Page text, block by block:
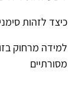
כיצד לזהות
למידה מרחוק
מסורתיים